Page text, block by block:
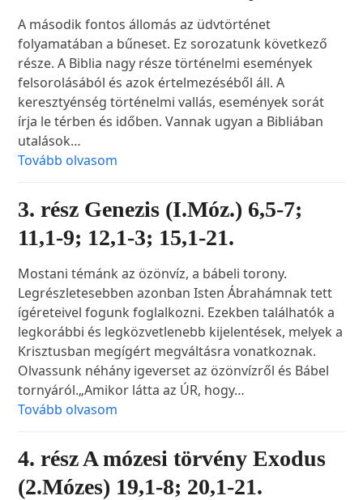
A második fontos állomás az üdvtörténet
folyamatában a bűneset. Ez sorozatunk következő
része. A Biblia nagy része történelmi események
felsorolásából és azok értelmezéséből áll. A
keresztyénség történelmi vallás, események sorát
írja le térben és időben. Vannak ugyan a Bibliában
utalások…
Tovább olvasom
3. rész Genezis (I.Móz.) 6,5-7;
11,1-9; 12,1-3; 15,1-21.
Mostani témánk az özönvíz, a bábeli torony.
Legrészletesebben azonban Isten Ábrahámnak tett
ígéreteivel fogunk foglalkozni. Ezekben találhatók a
legkorábbi és legközvetlenebb kijelentések, melyek a
Krisztusban megígért megváltásra vonatkoznak.
Olvassunk néhány igeverset az özönvízről és Bábel
tornyáról.„Amikor látta az ÚR, hogy…
Tovább olvasom
4. rész A mózesi törvény Exodus
(2.Mózes) 19,1-8; 20,1-21.